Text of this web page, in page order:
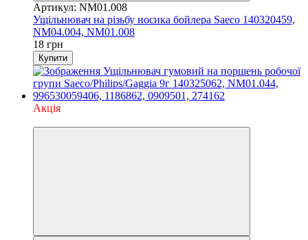
Артикул: NM01.008
Ущільнювач на різьбу носика бойлера Saeco 140320459,
NM04.004, NM01.008
18 грн
Купити
Акція